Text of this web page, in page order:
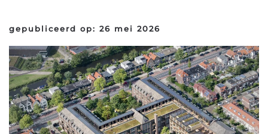
gepubliceerd op: 26 mei 2026